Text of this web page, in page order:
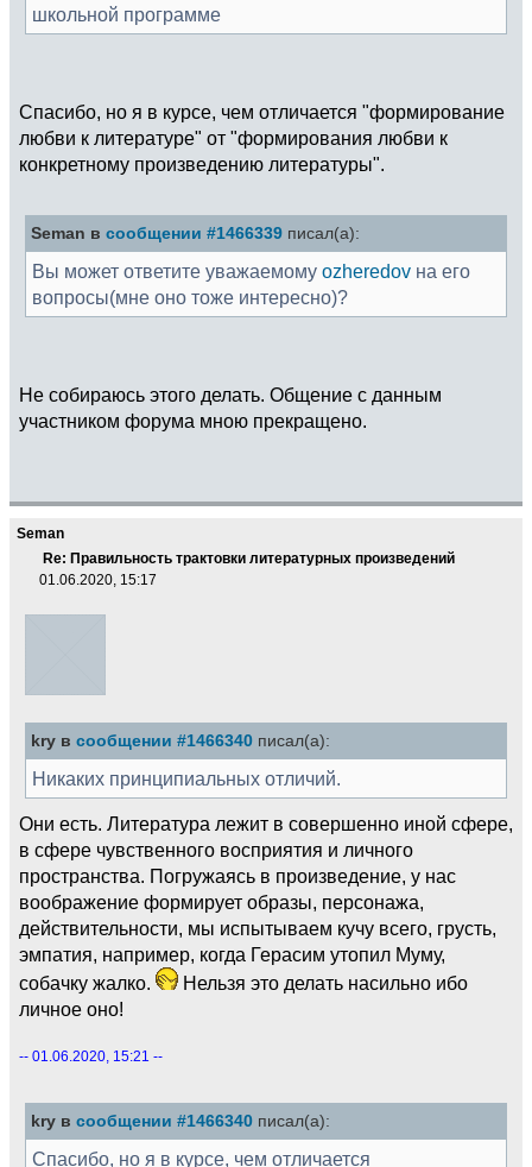
школьной программе
Спасибо, но я в курсе, чем отличается "формирование
любви к литературе" от "формирования любви к
конкретному произведению литературы".
Seman в сообщении #1466339 писал(а):
Вы может ответите уважаемому ozheredov на его
вопросы(мне оно тоже интересно)?
Не собираюсь этого делать. Общение с данным
участником форума мною прекращено.
Seman
Re: Правильность трактовки литературных произведений
01.06.2020, 15:17
kry в сообщении #1466340 писал(а):
Никаких принципиальных отличий.
Они есть. Литература лежит в совершенно иной сфере,
в сфере чувственного восприятия и личного
пространства. Погружаясь в произведение, у нас
воображение формирует образы, персонажа,
действительности, мы испытываем кучу всего, грусть,
эмпатия, например, когда Герасим утопил Муму,
собачку жалко.
Нельзя это делать насильно ибо
личное оно!
-- 01.06.2020, 15:21 --
kry в сообщении #1466340 писал(а):
Спасибо, но я в курсе, чем отличается